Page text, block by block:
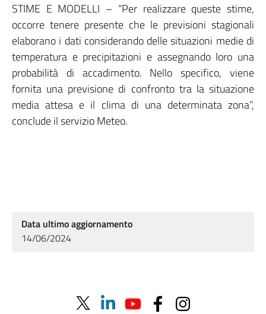
STIME E MODELLI – “Per realizzare queste stime,
occorre tenere presente che le previsioni stagionali
elaborano i dati considerando delle situazioni medie di
temperatura e precipitazioni e assegnando loro una
probabilità di accadimento. Nello specifico, viene
fornita una previsione di confronto tra la situazione
media attesa e il clima di una determinata zona”,
conclude il servizio Meteo.
Data ultimo aggiornamento
14/06/2024